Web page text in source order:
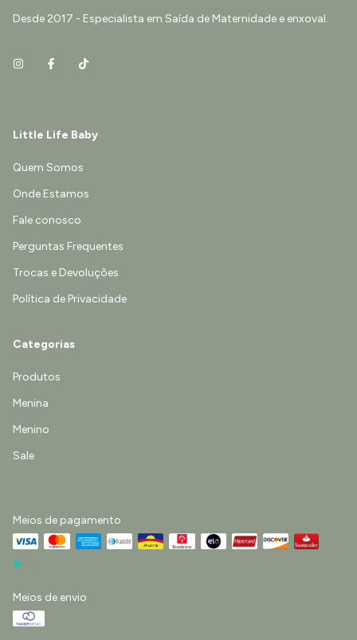
Desde 2017 - Especialista em Saída de Maternidade e enxoval.
Little Life Baby
Quem Somos
Onde Estamos
Fale conosco
Perguntas Frequentes
Trocas e Devoluções
Política de Privacidade
Categorias
Produtos
Menina
Menino
Sale
Meios de pagamento
Meios de envio